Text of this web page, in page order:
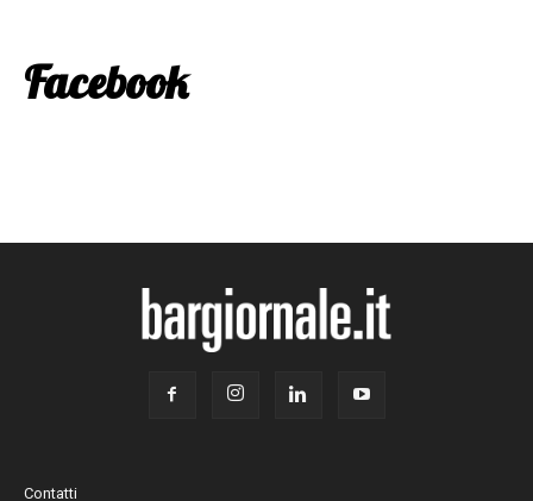
Facebook
Contatti